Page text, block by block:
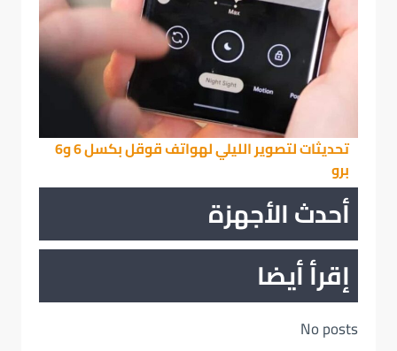
تحديثات لتصوير الليلي لهواتف قوقل بكسل 6 و6
برو
أحدث الأجهزة
إقرأ أيضا
No posts